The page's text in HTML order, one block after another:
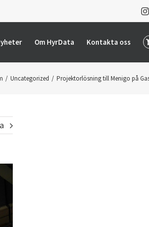
Om HyrData Kontakta oss
/ Uncategorized / Projektorlösning till Menigo på